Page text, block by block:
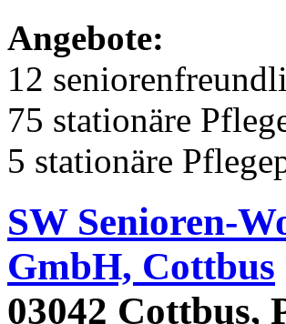
Angebote:
12
75 stationäre
5 stationäre
SW Senioren-
GmbH, Cottbus
03042 Cottbus,